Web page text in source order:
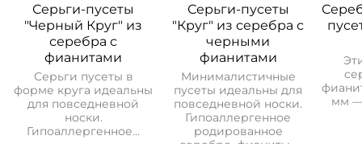
Серьги-пусеты
"Черный Круг" из
серебра с
фианитами
Серьги пусеты в
форме круга идеальны
для повседневной
носки.
Гипоаллергенное...
Серьги-пусеты
"Круг" из серебра с
черными
фианитами
Минималистичные
пусеты идеальны для
повседневной носки.
Гипоаллергенное
родированное
мм —